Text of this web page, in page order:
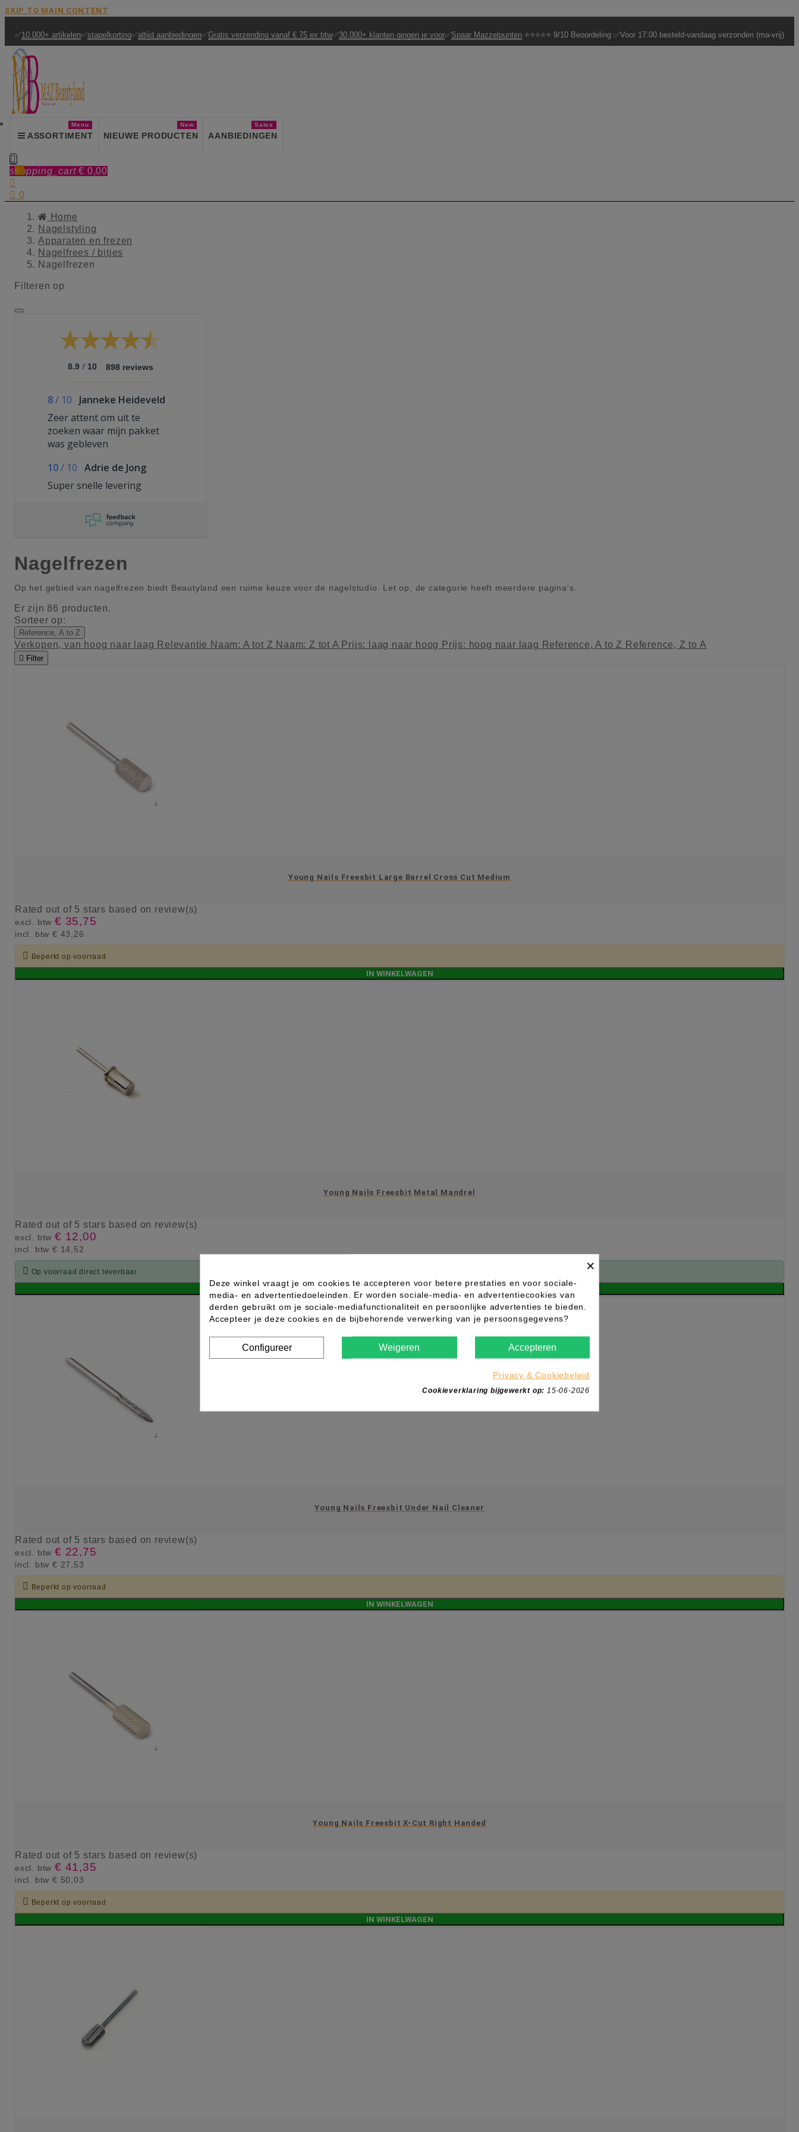
SKIP TO MAIN CONTENT
✅10.000+ artikelen✅stapelkorting✅altijd aanbiedingen✅Gratis verzending vanaf € 75 ex btw✅30.000+ klanten gingen je voor✅Spaar Mazzelpunten ⭐⭐⭐⭐⭐ 9/10 Beoordeling ✅Voor 17:00 besteld-vandaag verzonden (ma-vrij)
ASSORTIMENT
Menu
NIEUWE PRODUCTEN
New
AANBIEDINGEN
Sales

shopping_cart € 0,00
0

 0
Home
Nagelstyling
Apparaten en frezen
Nagelfrees / bitjes
Nagelfrezen
Filteren op
8.9 / 10 898 reviews
8/ 10
Janneke Heideveld
Zeer attent om uit te
zoeken waar mijn pakket
was gebleven
10/ 10 Adrie de Jong
Super snelle levering
Nagelfrezen
Op het gebied van nagelfrezen biedt Beautyland een ruime keuze voor de nagelstudio. Let op, de categorie heeft meerdere pagina's.
Er zijn 86 producten.
Sorteer op:
Reference, A to Z
Verkopen, van hoog naar laag Relevantie Naam: A tot Z Naam: Z tot A Prijs: laag naar hoog Prijs: hoog naar laag Reference, A to Z Reference, Z to A
 Filter
Young Nails Freesbit Large Barrel Cross Cut Medium
Rated out of 5 stars based on review(s)
excl. btw € 35,75
incl. btw € 43,26
 Beperkt op voorraad
IN WINKELWAGEN
Young Nails Freesbit Metal Mandrel
Rated out of 5 stars based on review(s)
excl. btw € 12,00
incl. btw € 14,52
 Op voorraad direct leverbaar
IN WINKELWAGEN
Young Nails Freesbit Under Nail Cleaner
Rated out of 5 stars based on review(s)
excl. btw € 22,75
incl. btw € 27,53
 Beperkt op voorraad
IN WINKELWAGEN
Young Nails Freesbit X-Cut Right Handed
Rated out of 5 stars based on review(s)
excl. btw € 41,35
incl. btw € 50,03
 Beperkt op voorraad
IN WINKELWAGEN
×
Deze winkel vraagt je om cookies te accepteren voor betere prestaties en voor sociale-
media- en advertentiedoeleinden. Er worden sociale-media- en advertentiecookies van
derden gebruikt om je sociale-mediafunctionaliteit en persoonlijke advertenties te bieden.
Accepteer je deze cookies en de bijbehorende verwerking van je persoonsgegevens?
Configureer Weigeren Accepteren
Privacy & Cookiebeleid
Cookieverklaring bijgewerkt op: 15-06-2026